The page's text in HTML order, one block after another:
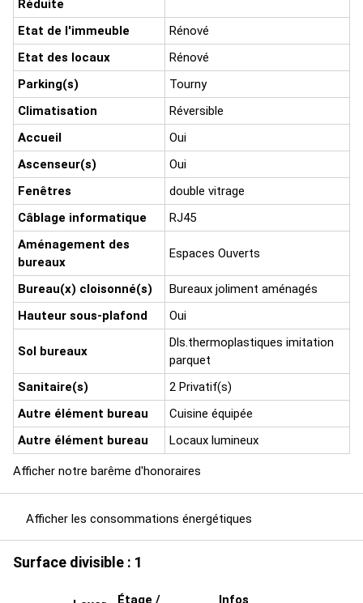
Réduite
Etat de l'immeuble
Rénové
Etat des locaux
Rénové
Parking(s)
Tourny
Climatisation
Réversible
Accueil
Oui
Ascenseur(s)
Oui
Fenêtres
double vitrage
Câblage informatique
RJ45
Aménagement des
bureaux
Espaces Ouverts
Bureau(x) cloisonné(s)
Bureaux joliment aménagés
Hauteur sous-plafond
Oui
Sol bureaux
Dls.thermoplastiques imitation
parquet
Sanitaire(s)
2 Privatif(s)
Autre élément bureau
Cuisine équipée
Autre élément bureau
Locaux lumineux
Afficher notre barême d'honoraires
Afficher les consommations énergétiques
Surface divisible : 1
Étage /
Infos